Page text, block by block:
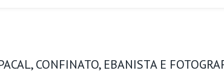
CONFINATO, EBANISTA E